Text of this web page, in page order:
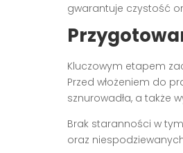
gwarantuje czystość
Kluczowym etapem
Przed włożeniem do
sznurowadła, a także
Brak staranności w
oraz